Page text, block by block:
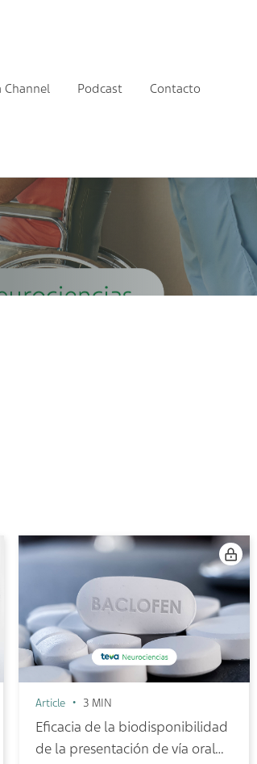
Channel Podcast Contacto
Article 3 MIN
Eficacia de la biodisponibilidad
de la presentación de vía oral